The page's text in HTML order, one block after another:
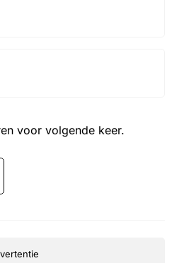
voor volgende keer.